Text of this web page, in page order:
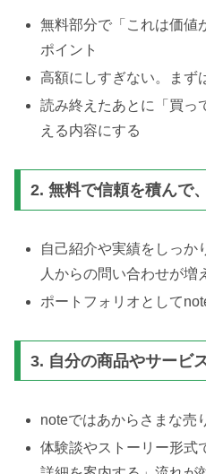
無料部分で「これは価値
ポイント
高額にしすぎない。まず
読み終えたあとに「買っ
える内容にする
2. 無料で信頼を積んで
自己紹介や実績をしっか
人からの問い合わせが増
ポートフォリオとして
3. 自分の商品やサービ
noteではあからさまな売
体験談やストーリー形式